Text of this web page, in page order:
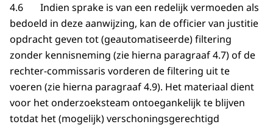
4.6 Indien sprake is van een redelijk vermoeden als
bedoeld in deze aanwijzing, kan de officier van justitie
opdracht geven tot (geautomatiseerde) filtering
zonder kennisneming (zie hierna paragraaf 4.7) of de
rechter-commissaris vorderen de filtering uit te
voeren (zie hierna paragraaf 4.9). Het materiaal dient
voor het onderzoeksteam ontoegankelijk te blijven
totdat het (mogelijk) verschoningsgerechtigd